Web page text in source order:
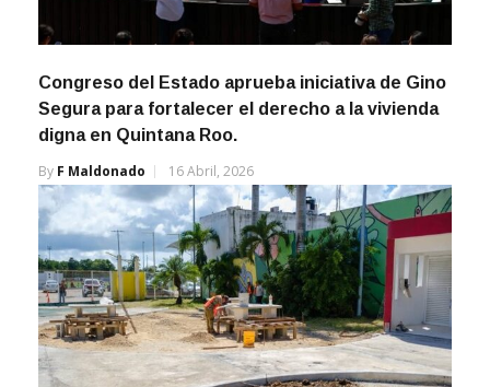
Congreso del Estado aprueba iniciativa de Gino
Segura para fortalecer el derecho a la vivienda
digna en Quintana Roo.
By F Maldonado 16 Abril, 2026